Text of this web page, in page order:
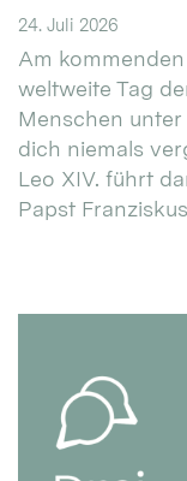
24. Juli 2026
Am
weltweite Tag
Menschen
dich niemals
Leo XIV. führt
Papst